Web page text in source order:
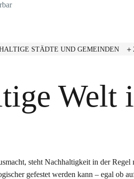
STÄDTE UND GEMEINDEN
Welt
steht Nachhaltigkeit in der
gefestet werden kann – egal ob